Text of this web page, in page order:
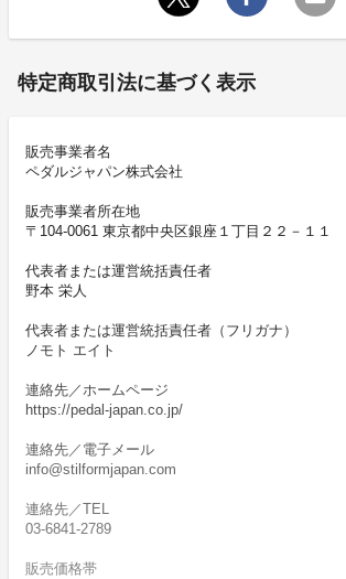
特定商取引法に基づく表示
販売事業者名
ペダルジャパン株式会社
販売事業者所在地
〒104-0061 東京都中央区銀座１丁目２２－１１
代表者または運営統括責任者
野本 栄人
代表者または運営統括責任者（フリガナ）
ノモト エイト
連絡先／ホームページ
https://pedal-japan.co.jp/
連絡先／電子メール
info@stilformjapan.com
連絡先／TEL
03-6841-2789
販売価格帯